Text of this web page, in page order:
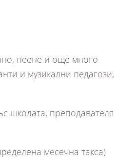
пеене и още много
и музикални педагози,
школата, преподавателя
месечна такса)